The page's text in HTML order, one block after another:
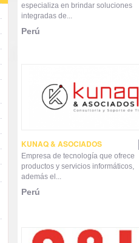
especializa en brindar soluciones
integradas de...
Perú
KUNAQ & ASOCIADOS
Empresa de tecnología que ofrece
productos y servicios informáticos,
además el...
Perú